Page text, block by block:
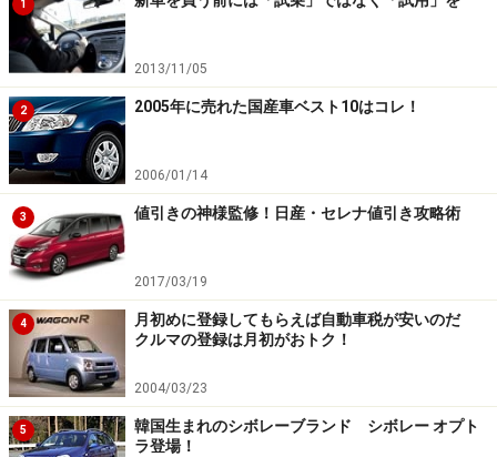
「ぶつけるのが心配だから試乗はいいで
す」は絶対NG！
「擦ったりしたら怖いから私はいいわ」という奥様がい
ますが、実際に運転する人が乗らなければ試乗の意味が
ありません。車の大きさの感覚などが取りづらいのは、
やはり体の小さい女性。普段から車を使うのが奥様な
ら、優先的に試乗して、車庫入れなどの細かい操作もや
ってみましょう。旦那様が余裕で動かせる車も、奥様が
運転となると、やりづらいことが出てくるかもしれませ
ん。
子供がいる場合は、チャイルドシートを装着して、走行
中に子供がどんな動きをするか、何かあったときに大人
1
2013/11/05
2 2005年に売れた国産車ベスト10はコレ！
2006/01/14
3 値引きの神様監修！日産・セレナ値引き攻略術
2017/03/19
4
月初めに登録してもらえば自動車税が安いのだ
クルマの登録は月初がおトク！
2004/03/23
5
韓国生まれのシボレーブランド シボレー オプト
ラ登場！